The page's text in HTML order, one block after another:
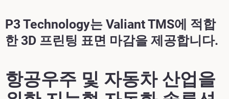
P3 Technology는 Valiant TMS에 적합
한 3D 프린팅 표면 마감을 제공합니다.
항공우주 및 자동차 산업을